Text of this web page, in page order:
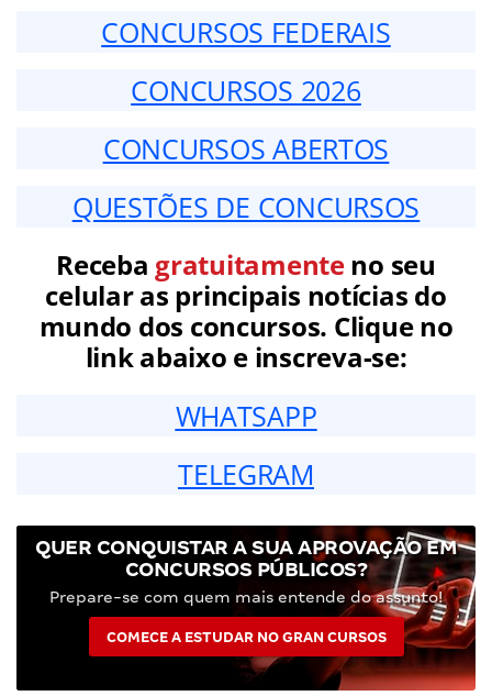
CONCURSOS FEDERAIS
CONCURSOS 2026
CONCURSOS ABERTOS
QUESTÕES DE CONCURSOS
Receba gratuitamenteno seu
celular as principais notícias do
mundo dos concursos. Clique no
link abaixo e inscreva-se:
WHATSAPP
TELEGRAM
QUER CONQUISTAR A SUA APROVAÇÃO EM
CONCURSOS PÚBLICOS?
Prepare-se com quem mais entende do assunto!
COMECE A ESTUDAR NO GRAN CURSOS